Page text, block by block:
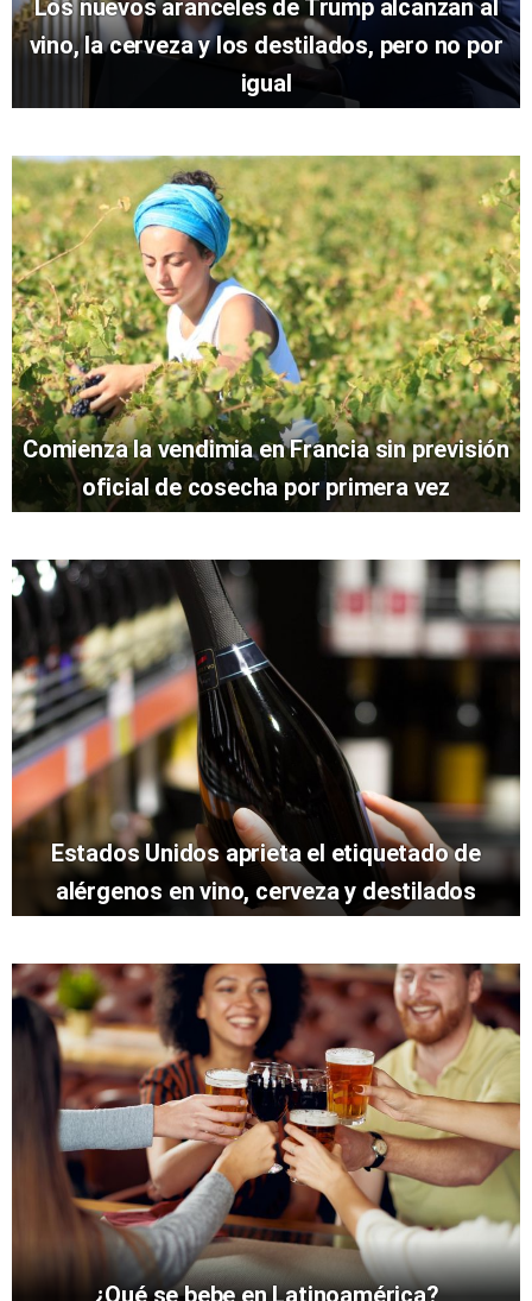
Los nuevos aranceles de Trump alcanzan al
vino, la cerveza y los destilados, pero no por
igual
Comienza la vendimia en Francia sin previsión
oficial de cosecha por primera vez
Estados Unidos aprieta el etiquetado de
alérgenos en vino, cerveza y destilados
¿Qué se bebe en Latinoamérica?